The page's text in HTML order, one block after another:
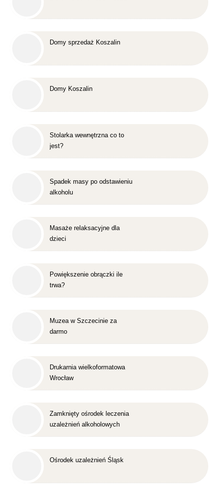
Domy sprzedaż Koszalin
Domy Koszalin
Stolarka wewnętrzna co to
jest?
Spadek masy po odstawieniu
alkoholu
Masaże relaksacyjne dla
dzieci
Powiększenie obrączki ile
trwa?
Muzea w Szczecinie za
darmo
Drukarnia wielkoformatowa
Wrocław
Zamknięty ośrodek leczenia
uzależnień alkoholowych
Ośrodek uzależnień Śląsk